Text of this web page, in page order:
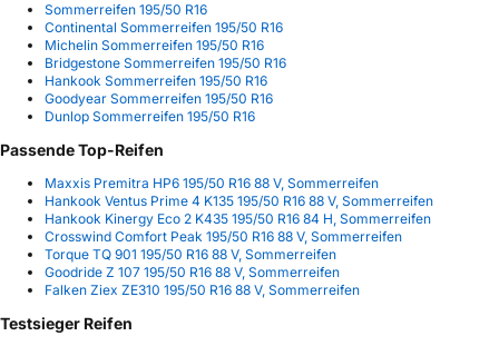
Sommerreifen 195/50 R16
Continental Sommerreifen 195/50 R16
Michelin Sommerreifen 195/50 R16
Bridgestone Sommerreifen 195/50 R16
Hankook Sommerreifen 195/50 R16
Goodyear Sommerreifen 195/50 R16
Dunlop Sommerreifen 195/50 R16
Passende Top-Reifen
Maxxis Premitra HP6 195/50 R16 88 V, Sommerreifen
Hankook Ventus Prime 4 K135 195/50 R16 88 V, Sommerreifen
Hankook Kinergy Eco 2 K435 195/50 R16 84 H, Sommerreifen
Crosswind Comfort Peak 195/50 R16 88 V, Sommerreifen
Torque TQ 901 195/50 R16 88 V, Sommerreifen
Goodride Z 107 195/50 R16 88 V, Sommerreifen
Falken Ziex ZE310 195/50 R16 88 V, Sommerreifen
Testsieger Reifen